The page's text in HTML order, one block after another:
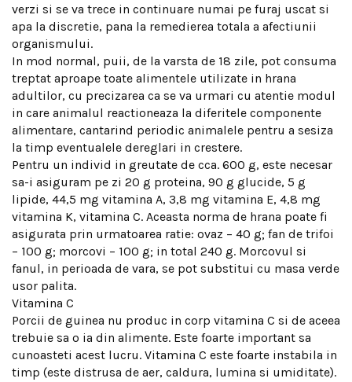
verzi si se va trece in continuare numai pe furaj uscat si
apa la discretie, pana la remedierea totala a afectiunii
organismului.
In mod normal, puii, de la varsta de 18 zile, pot consuma
treptat aproape toate alimentele utilizate in hrana
adultilor, cu precizarea ca se va urmari cu atentie modul
in care animalul reactioneaza la diferitele componente
alimentare, cantarind periodic animalele pentru a sesiza
la timp eventualele dereglari in crestere.
Pentru un individ in greutate de cca. 600 g, este necesar
sa-i asiguram pe zi 20 g proteina, 90 g glucide, 5 g
lipide, 44,5 mg vitamina A, 3,8 mg vitamina E, 4,8 mg
vitamina K, vitamina C. Aceasta norma de hrana poate fi
asigurata prin urmatoarea ratie: ovaz – 40 g; fan de trifoi
– 100 g; morcovi – 100 g; in total 240 g. Morcovul si
fanul, in perioada de vara, se pot substitui cu masa verde
usor palita.
Vitamina C
Porcii de guinea nu produc in corp vitamina C si de aceea
trebuie sa o ia din alimente. Este foarte important sa
cunoasteti acest lucru. Vitamina C este foarte instabila in
timp (este distrusa de aer, caldura, lumina si umiditate).